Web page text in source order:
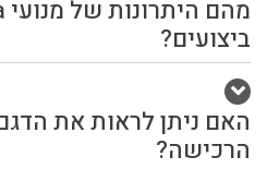
ביצועים?
האם ניתן לראות את הדגם
הרכישה?